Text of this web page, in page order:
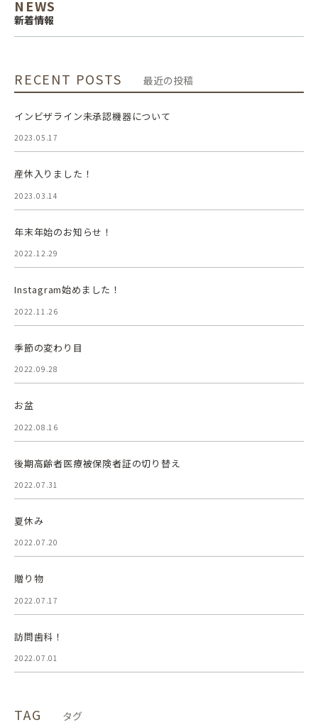
NEWS
新着情報
RECENT POSTS 最近の投稿
インビザライン未承認機器について
2023.05.17
産休入りました！
2023.03.14
年末年始のお知らせ！
2022.12.29
Instagram始めました！
2022.11.26
季節の変わり目
2022.09.28
お盆
2022.08.16
後期高齢者医療被保険者証の切り替え
2022.07.31
夏休み
2022.07.20
贈り物
2022.07.17
訪問歯科！
2022.07.01
TAG タグ